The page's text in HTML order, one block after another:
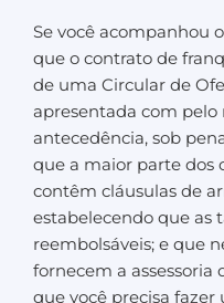
Se você acompanhou
que o contrato de
de uma Circular de
apresentada com pelo
antecedência, sob
que a maior parte dos
contêm cláusulas de
estabelecendo que as
reembolsáveis; e que
fornecem a
que você precisa fazer